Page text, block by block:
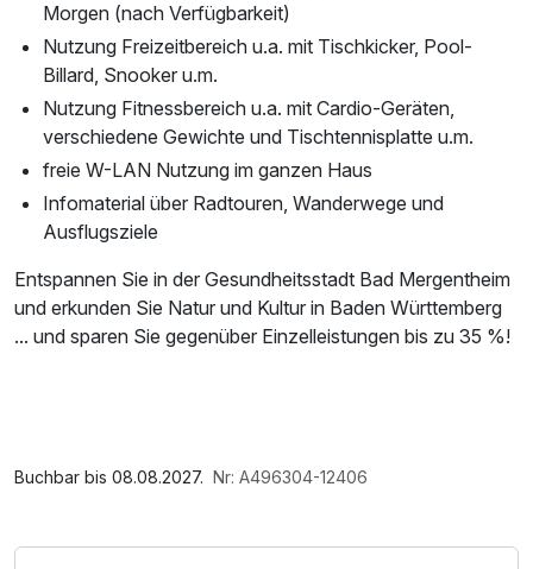
Morgen (nach Verfügbarkeit)
Nutzung Freizeitbereich u.a. mit Tischkicker, Pool-
Billard, Snooker u.m.
Nutzung Fitnessbereich u.a. mit Cardio-Geräten,
verschiedene Gewichte und Tischtennisplatte u.m.
freie W-LAN Nutzung im ganzen Haus
Infomaterial über Radtouren, Wanderwege und
Ausflugsziele
Entspannen Sie in der Gesundheitsstadt Bad Mergentheim
und erkunden Sie Natur und Kultur in Baden Württemberg
... und sparen Sie gegenüber Einzelleistungen bis zu 35 %!
Buchbar bis 08.08.2027. Nr: A496304-12406